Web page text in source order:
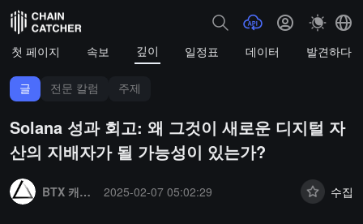
첫 페이지 속보 깊이 일정표 데이터 발견하다
글 전문 칼럼 주제
Solana 성과 회고: 왜 그것이 새로운 디지털 자
산의 지배자가 될 가능성이 있는가?
BTX 캐피탈
2025-02-07 05:02:29 수집